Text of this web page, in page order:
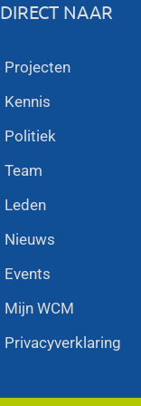
DIRECT NAAR
Projecten
Kennis
Politiek
Team
Leden
Nieuws
Events
Mijn WCM
Privacyverklaring